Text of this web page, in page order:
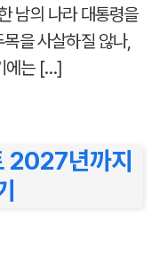
남의 나라 대통령을
을 사살하질 않나,
에는 […]
2027년까지